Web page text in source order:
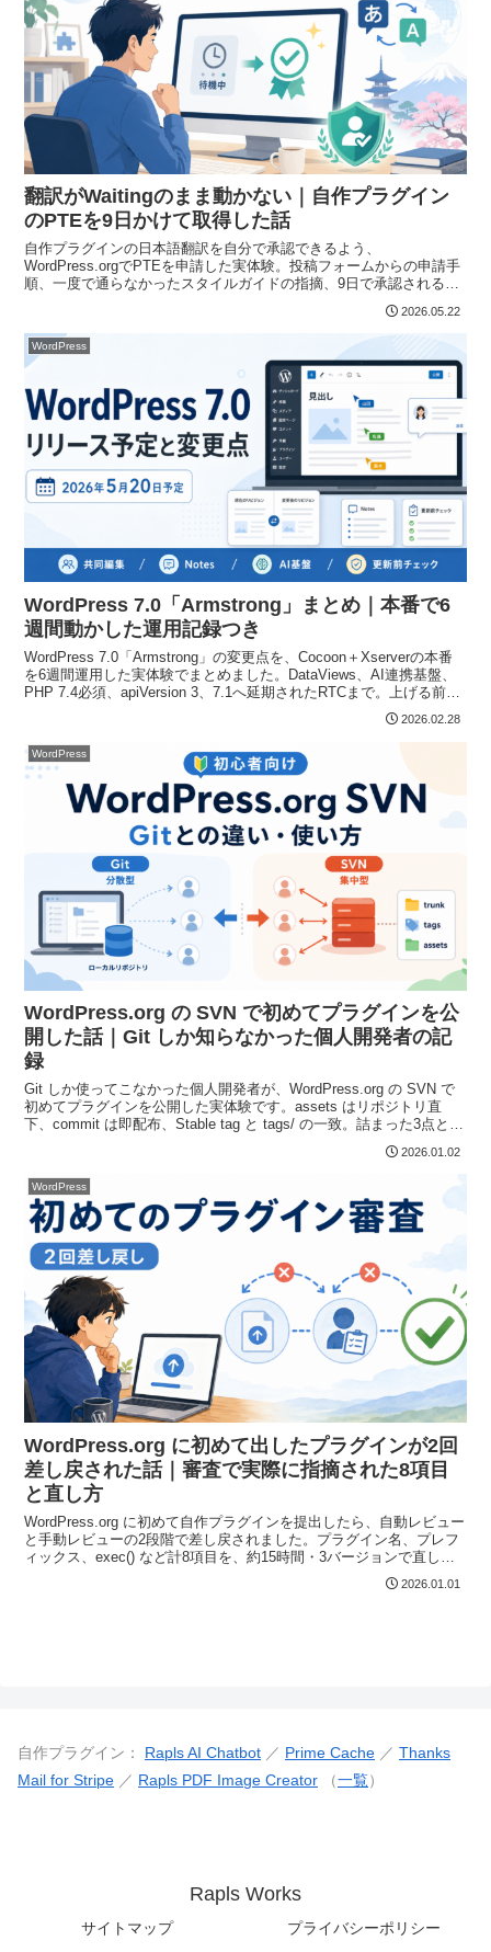
翻訳がWaitingのまま動かない｜自作プラグイン
のPTEを9日かけて取得した話
自作プラグインの日本語翻訳を自分で承認できるよう、
WordPress.orgでPTEを申請した実体験。投稿フォームからの申請手
順、一度で通らなかったスタイルガイドの指摘、9日で承認されるま
2026.05.22
WordPress
WordPress 7.0「Armstrong」まとめ｜本番で6
週間動かした運用記録つき
WordPress 7.0「Armstrong」の変更点を、Cocoon＋Xserverの本番
を6週間運用した実体験でまとめました。DataViews、AI連携基盤、
PHP 7.4必須、apiVersion 3、7.1へ延期されたRTCまで。上げる前に
2026.02.28
WordPress
WordPress.org の SVN で初めてプラグインを公
開した話｜Git しか知らなかった個人開発者の記
録
Git しか使ってこなかった個人開発者が、WordPress.org の SVN で
初めてプラグインを公開した実体験です。assets はリポジトリ直
下、commit は即配布、Stable tag と tags/ の一致。詰まった3点と、
commit 前に見る svn status と svn diff、画像のサイズまでまとめま
2026.01.02
WordPress
WordPress.org に初めて出したプラグインが2回
差し戻された話｜審査で実際に指摘された8項目
と直し方
WordPress.org に初めて自作プラグインを提出したら、自動レビュー
と手動レビューの2段階で差し戻されました。プラグイン名、プレフ
ィックス、exec() など計8項目を、約15時間・3バージョンで直して
承認に至った実体験です。提出前に潰せる項目もまとめました。
2026.01.01
自作プラグイン： Rapls AI Chatbot ／ Prime Cache ／ Thanks
Mail for Stripe ／ Rapls PDF Image Creator （一覧）
Rapls Works
サイトマップ
プライバシーポリシー